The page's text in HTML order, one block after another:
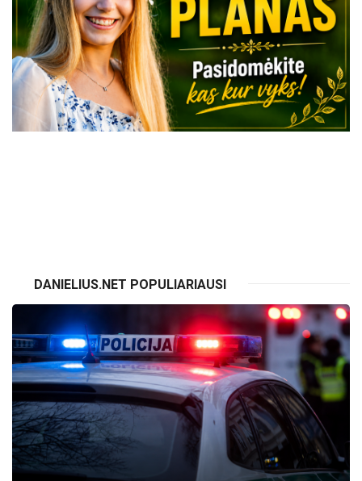
DANIELIUS.NET POPULIARIAUSI